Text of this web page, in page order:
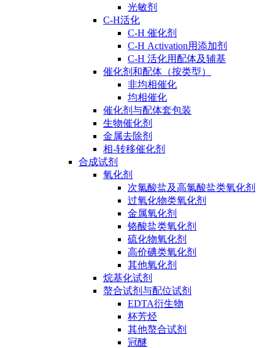
光敏剂
C-H活化
C-H 催化剂
C-H Activation用添加剂
C-H 活化用配体及辅基
催化剂和配体（按类型）
非均相催化
均相催化
催化剂与配体套包装
生物催化剂
金属去除剂
相-转移催化剂
合成试剂
氧化剂
次氯酸盐及高氯酸盐类氧化剂
过氧化物类氧化剂
金属氧化剂
铬酸盐类氧化剂
硫化物氧化剂
高价碘类氧化剂
其他氧化剂
烷基化试剂
螯合试剂与配位试剂
EDTA衍生物
杯芳烃
其他螯合试剂
冠醚